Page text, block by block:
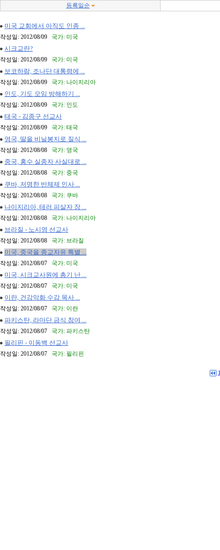
등록일순
미국 교회에서 아직도 인종 ...
작성일: 2012/08/09 국가: 미국
시크교란?
작성일: 2012/08/09 국가: 미국
보코하람, 조나단 대통령에 ...
작성일: 2012/08/09 국가: 나이지리아
인도, 기도 모임 방해하기 ...
작성일: 2012/08/09 국가: 인도
태국 - 김종구 선교사
작성일: 2012/08/09 국가: 태국
영국, 딸을 비닐봉지로 질식 ...
작성일: 2012/08/08 국가: 영국
중국, 홍수 실종자 사실대로 ...
작성일: 2012/08/08 국가: 중국
쿠바, 저명한 반체제 인사 ...
작성일: 2012/08/08 국가: 쿠바
나이지리아, 테러 피살자 장 ...
작성일: 2012/08/08 국가: 나이지리아
브라질 - 노시영 선교사
작성일: 2012/08/08 국가: 브라질
미국, 중국을 종교자유 특별 ...
작성일: 2012/08/07 국가: 미국
미국, 시크교사원에 총기 난 ...
작성일: 2012/08/07 국가: 미국
이란, 건강악화 수감 목사 ...
작성일: 2012/08/07 국가: 이란
파키스탄, 라마단 금식 참여 ...
작성일: 2012/08/07 국가: 파키스탄
필리핀 - 이동백 선교사
작성일: 2012/08/07 국가: 필리핀